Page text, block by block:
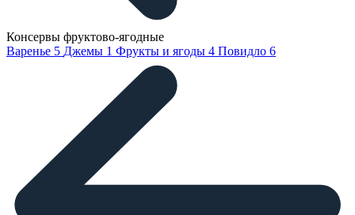
Консервы фруктово-ягодные
Варенье 5 Джемы 1 Фрукты и ягоды 4 Повидло 6